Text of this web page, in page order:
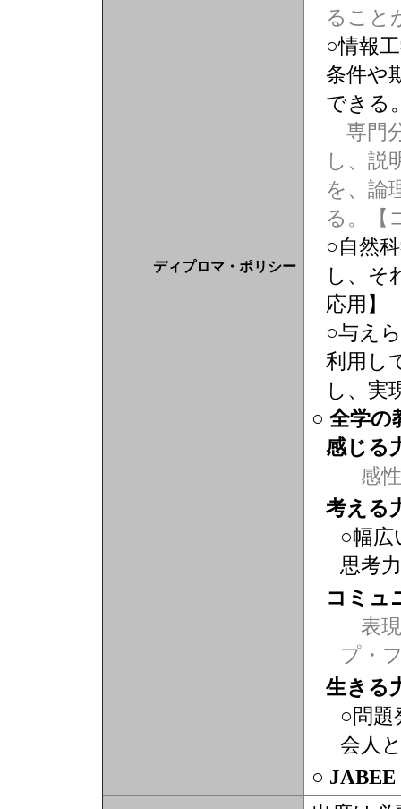
ディプロマ・ポリシー
ること
○情報
条件や
できる
専門
し、説
を、論
る。【
○自然
し、そ
応用】
○与え
利用し
し、実
○ 全学の
感じる
感性
考える
○幅広
思考力
コミュ
表現
プ・
生きる
○問題
会人
○